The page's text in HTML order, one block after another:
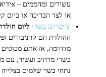
עשירים ומהממים –
או לצד הבריכה או ביום
קייטרינג בשרי ליום
ההולדת הם קרניבורים
בשרי מרהיב ועשיר, עם
נתחי בשר שלמים